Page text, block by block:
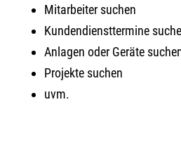
Mitarbeiter suchen
Kundendiensttermine
Anlagen oder Geräte
Projekte suchen
uvm.